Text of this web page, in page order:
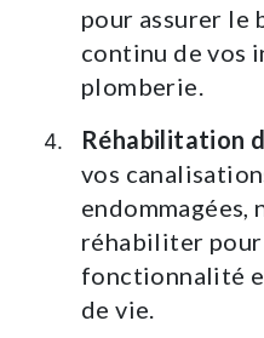
pour assurer le
continu de vos
plomberie.
Réhabilitation
vos
endommagées,
réhabiliter
fonctionnalité
de vie.